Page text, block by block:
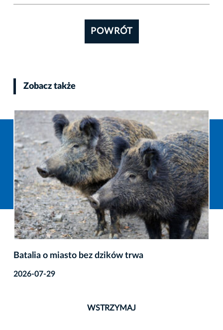
POWRÓT
Zobacz także
Batalia o miasto bez dzików trwa
2026-07-29
WSTRZYMAJ